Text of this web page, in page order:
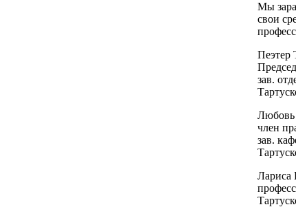
Мы
свои
Пеэтер
зав.
Любовь
член
зав.
Лариса